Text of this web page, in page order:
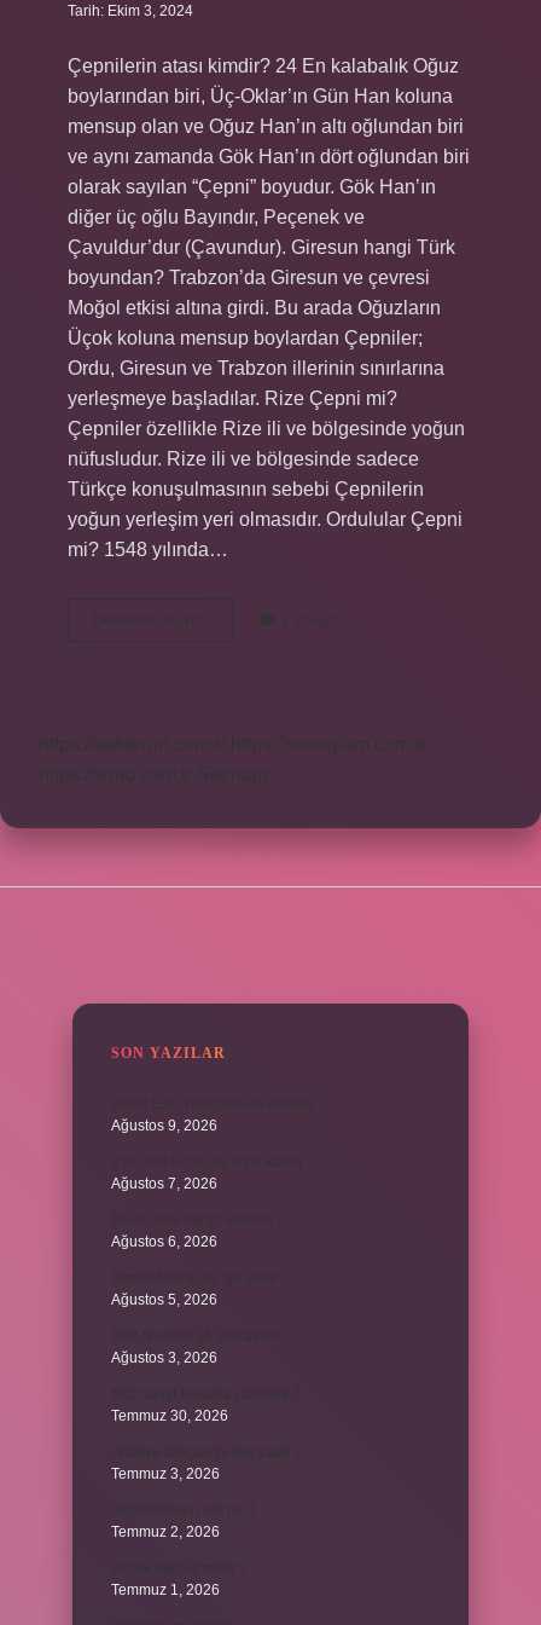
Tarih: Ekim 3, 2024
Çepnilerin atası kimdir? 24 En kalabalık Oğuz
boylarından biri, Üç-Oklar’ın Gün Han koluna
mensup olan ve Oğuz Han’ın altı oğlundan biri
ve aynı zamanda Gök Han’ın dört oğlundan biri
olarak sayılan “Çepni” boyudur. Gök Han’ın
diğer üç oğlu Bayındır, Peçenek ve
Çavuldur’dur (Çavundur). Giresun hangi Türk
boyundan? Trabzon’da Giresun ve çevresi
Moğol etkisi altına girdi. Bu arada Oğuzların
Üçok koluna mensup boylardan Çepniler;
Ordu, Giresun ve Trabzon illerinin sınırlarına
yerleşmeye başladılar. Rize Çepni mi?
Çepniler özellikle Rize ili ve bölgesinde yoğun
nüfusludur. Rize ili ve bölgesinde sadece
Türkçe konuşulmasının sebebi Çepnilerin
yoğun yerleşim yeri olmasıdır. Ordulular Çepni
mi? 1548 yılında…
Devamını okuyun
Çepniler
Karadenize
2 Yorum
https://safderun.com.tr
https://sokoglam.com.tr
https://sinto.com.tr
Sitemap
SON YAZILAR
Ağustos 9, 2026
Ağustos 7, 2026
Ağustos 6, 2026
Ağustos 5, 2026
Ağustos 3, 2026
Temmuz 30, 2026
Temmuz 3, 2026
Temmuz 2, 2026
Temmuz 1, 2026